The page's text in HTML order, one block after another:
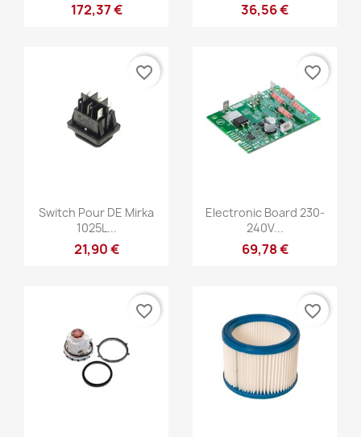
172,37 € 36,56 €
Szybki podgląd
Switch Pour DE Mirka
1025L...
21,90 €
favorite_border
Szybki podgląd
Electronic Board 230-
240V...
69,78 €
favorite_border
favorite_border favorite_border